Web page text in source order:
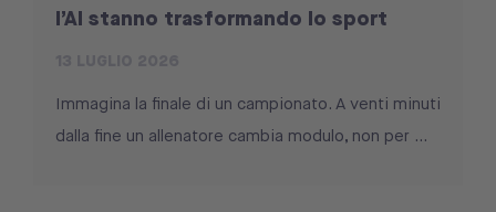
l’AI stanno trasformando lo sport
Immagina la finale di un campionato. A venti minuti
dalla fine un allenatore cambia modulo, non per ...